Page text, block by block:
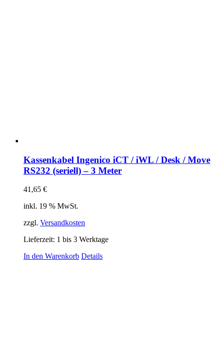
Kassenkabel Ingenico iCT / iWL / Desk / Move
RS232 (seriell) – 3 Meter
41,65 €
inkl. 19 % MwSt.
zzgl. Versandkosten
Lieferzeit: 1 bis 3 Werktage
In den Warenkorb Details